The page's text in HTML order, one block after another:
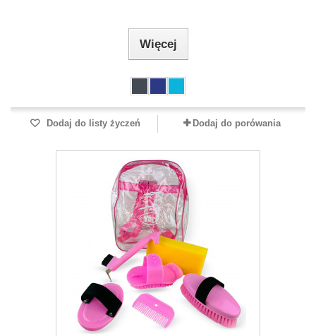
Więcej
Dodaj do listy życzeń Dodaj do porówania